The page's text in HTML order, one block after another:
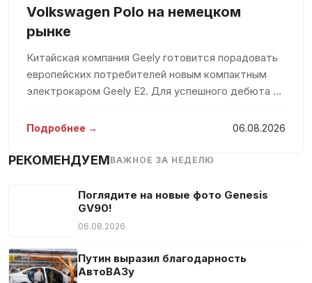
Навигационная система
Подсветка салона
Противобуксовочная система
Сажевый фильтр
Светодиодные фары
Сенсорный экран
Volkswagen Polo на немецком
рынке
Китайская компания Geely готовится порадовать
европейских потребителей новым компактным
электрокаром Geely E2. Для успешного дебюта на
стремясь захватить значительную долю среди
Подробнее → 06.08.2026
РЕКОМЕНДУЕМВАЖНОЕ ЗА НЕДЕЛЮ
Поглядите на новые фото Genesis
GV90!
06.08.2026
Путин выразил благодарность
АвтоВАЗу